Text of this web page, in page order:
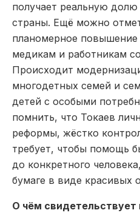
получает реальную
страны. Ещё можно
планомерное повышение
медикам и работникам
Происходит
многодетных семей и
детей с особыми
помнить, что Токаев
реформы, жёстко
требует, чтобы помощь
до конкретного
бумаге в виде красивых
О чём свидетельствует